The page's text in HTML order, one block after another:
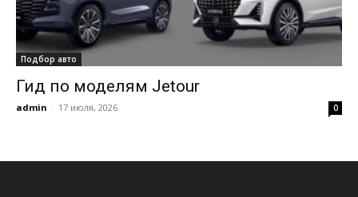
Подбор авто
Гид по моделям Jetour
admin - 17 июля, 2026 0